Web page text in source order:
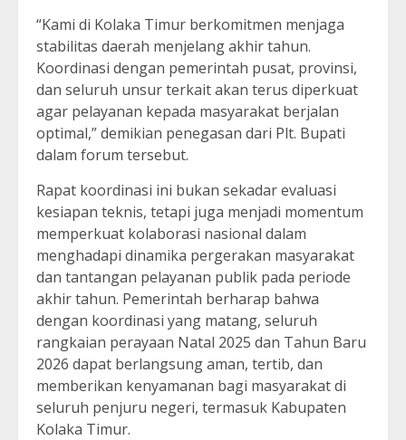
“Kami di Kolaka Timur berkomitmen menjaga
stabilitas daerah menjelang akhir tahun.
Koordinasi dengan pemerintah pusat, provinsi,
dan seluruh unsur terkait akan terus diperkuat
agar pelayanan kepada masyarakat berjalan
optimal,” demikian penegasan dari Plt. Bupati
dalam forum tersebut.
Rapat koordinasi ini bukan sekadar evaluasi
kesiapan teknis, tetapi juga menjadi momentum
memperkuat kolaborasi nasional dalam
menghadapi dinamika pergerakan masyarakat
dan tantangan pelayanan publik pada periode
akhir tahun. Pemerintah berharap bahwa
dengan koordinasi yang matang, seluruh
rangkaian perayaan Natal 2025 dan Tahun Baru
2026 dapat berlangsung aman, tertib, dan
memberikan kenyamanan bagi masyarakat di
seluruh penjuru negeri, termasuk Kabupaten
Kolaka Timur.